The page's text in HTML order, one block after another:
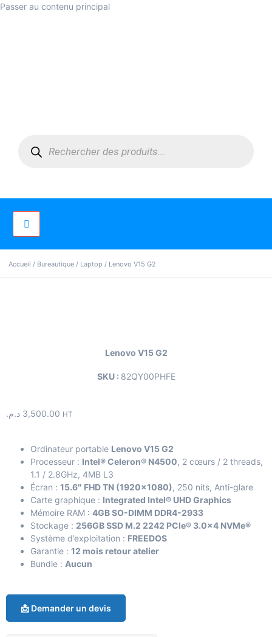
Passer au contenu principal
Accueil / Bureautique / Laptop / Lenovo V15 G2
Lenovo V15 G2
SKU : 82QY00PHFE
3,500.00 د.م. HT
Ordinateur portable Lenovo V15 G2
Processeur : Intel® Celeron® N4500, 2 cœurs / 2 threads,
1.1 / 2.8GHz, 4MB L3
Écran : 15.6″ FHD TN (1920×1080), 250 nits, Anti-glare
Carte graphique : Integrated Intel® UHD Graphics
Mémoire RAM : 4GB SO-DIMM DDR4-2933
Stockage : 256GB SSD M.2 2242 PCIe® 3.0×4 NVMe®
Système d’exploitation : FREEDOS
Garantie : 12 mois retour atelier
Bundle : Aucun
📩 Demander un devis